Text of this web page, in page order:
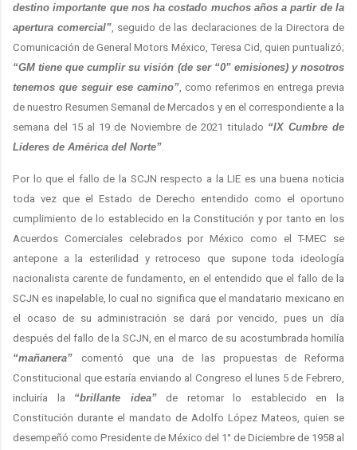
destino importante que nos ha costado muchos años a partir de la
apertura comercial” , seguido de las declaraciones de la Directora de
Comunicación de General Motors México, Teresa Cid, quien puntualizó;
“GM tiene que cumplir su visión (de ser “0” emisiones) y nosotros
tenemos que seguir ese camino” , como referimos en entrega previa
de nuestro Resumen Semanal de Mercados y en el correspondiente a la
semana del 15 al 19 de Noviembre de 2021 titulado “IX Cumbre de
Líderes de América del Norte”
Por lo que el fallo de la SCJN respecto a la LIE es una buena noticia
toda vez que el Estado de Derecho entendido como el oportuno
cumplimiento de lo establecido en la Constitución y por tanto en los
Acuerdos Comerciales celebrados por México como el T-MEC se
antepone a la esterilidad y retroceso que supone toda ideología
nacionalista carente de fundamento, en el entendido que el fallo de la
SCJN es inapelable, lo cual no significa que el mandatario mexicano en
el ocaso de su administración se dará por vencido, pues un día
después del fallo de la SCJN, en el marco de su acostumbrada homilía
“mañanera” comentó
que una de las propuestas de Reforma
Constitucional que estaría enviando al Congreso el lunes 5 de Febrero,
incluiría la “brillante idea”de retomar lo establecido en la
Constitución durante el mandato de Adolfo López Mateos, quien se
desempeñó como Presidente de México del 1° de Diciembre de 1958 al